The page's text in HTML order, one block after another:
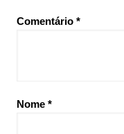
Comentário *
Nome *